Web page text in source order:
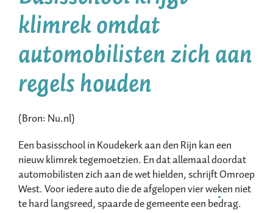
klimrek omdat
automobilisten zich aan
regels houden
(Bron: Nu.nl)
Een basisschool in Koudekerk aan den Rijn kan een
nieuw klimrek tegemoetzien. En dat allemaal doordat
automobilisten zich aan de wet hielden, schrijftOmroep
West. Voor iedere auto die de afgelopen vier weken niet
te hard langsreed, spaarde de gemeente een bedrag.